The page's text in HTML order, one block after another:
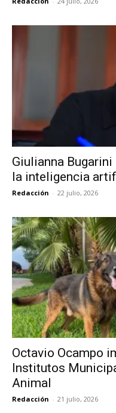
Giulianna
la inteligencia
Redacción - 22 julio, 2026
Octavio Ocampo
Institutos
Animal
Redacción - 21 julio, 2026